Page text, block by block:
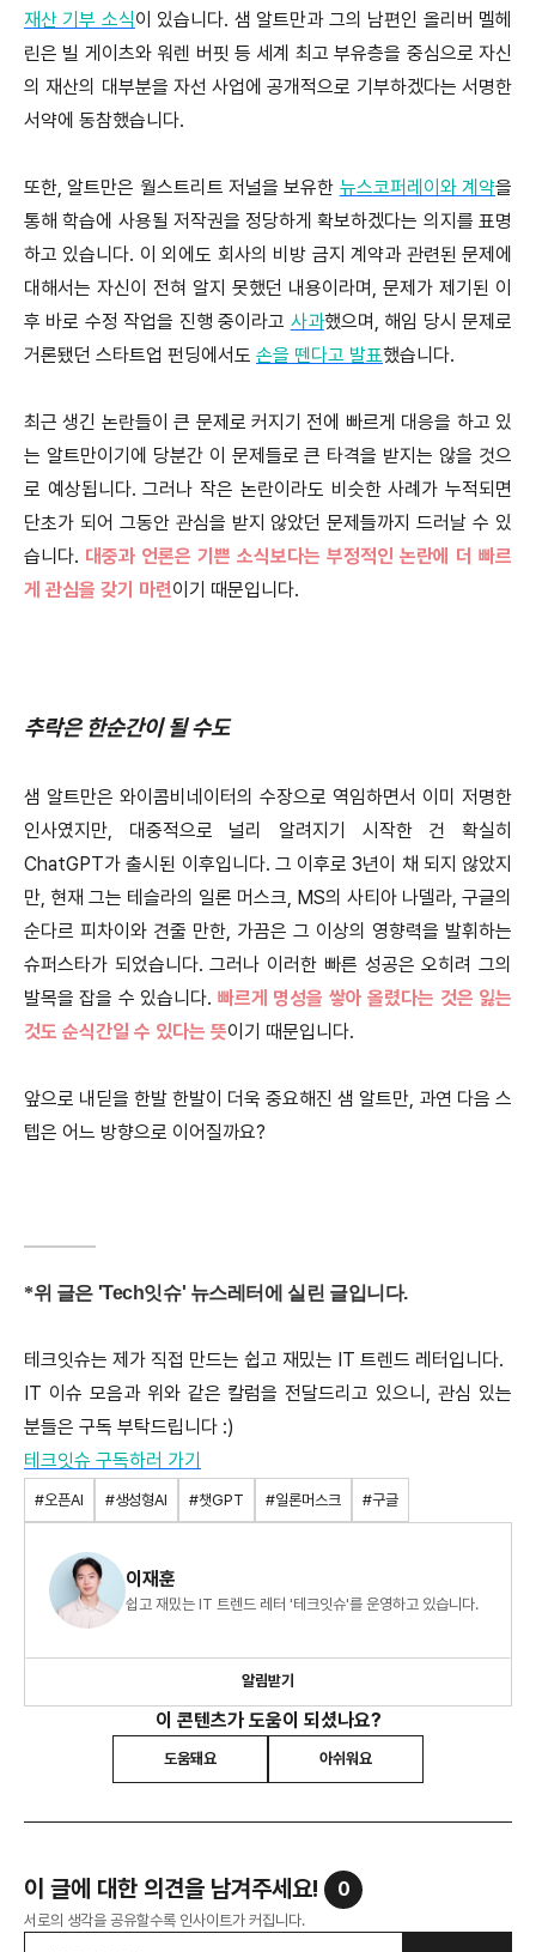
재산 기부 소식이 있습니다. 샘 알트만과 그의 남편인 올리버 멜헤
린은 빌 게이츠와 워렌 버핏 등 세계 최고 부유층을 중심으로 자신
의 재산의 대부분을 자선 사업에 공개적으로 기부하겠다는 서명한
서약에 동참했습니다.
또한, 알트만은 월스트리트 저널을 보유한 뉴스코퍼레이와 계약을
통해 학습에 사용될 저작권을 정당하게 확보하겠다는 의지를 표명
하고 있습니다. 이 외에도 회사의 비방 금지 계약과 관련된 문제에
대해서는 자신이 전혀 알지 못했던 내용이라며, 문제가 제기된 이
후 바로 수정 작업을 진행 중이라고 사과했으며, 해임 당시 문제로
거론됐던 스타트업 펀딩에서도 손을 뗀다고 발표했습니다.
최근 생긴 논란들이 큰 문제로 커지기 전에 빠르게 대응을 하고 있
는 알트만이기에 당분간 이 문제들로 큰 타격을 받지는 않을 것으
로 예상됩니다. 그러나 작은 논란이라도 비슷한 사례가 누적되면
단초가 되어 그동안 관심을 받지 않았던 문제들까지 드러날 수 있
습니다. 대중과 언론은 기쁜 소식보다는 부정적인 논란에 더 빠르
게 관심을 갖기 마련이기 때문입니다.
추락은 한순간이 될 수도
샘 알트만은 와이콤비네이터의 수장으로 역임하면서 이미 저명한
인사였지만, 대중적으로 널리 알려지기 시작한 건 확실히
ChatGPT가 출시된 이후입니다. 그 이후로 3년이 채 되지 않았지
만, 현재 그는 테슬라의 일론 머스크, MS의 사티아 나델라, 구글의
순다르 피차이와 견줄 만한, 가끔은 그 이상의 영향력을 발휘하는
슈퍼스타가 되었습니다. 그러나 이러한 빠른 성공은 오히려 그의
발목을 잡을 수 있습니다. 빠르게 명성을 쌓아 올렸다는 것은 잃는
것도 순식간일 수 있다는 뜻이기 때문입니다.
앞으로 내딛을 한발 한발이 더욱 중요해진 샘 알트만, 과연 다음 스
텝은 어느 방향으로 이어질까요?
*위 글은'Tech잇슈' 뉴스레터에 실린 글입니다.
테크잇슈는 제가 직접 만드는 쉽고 재밌는 IT 트렌드 레터입니다.
IT 이슈 모음과 위와 같은 칼럼을 전달드리고 있으니, 관심 있는
분들은 구독 부탁드립니다 :)
테크잇슈 구독하러 가기
#오픈AI #생성형AI #챗GPT #일론머스크 #구글
이재훈
쉽고 재밌는 IT 트렌드 레터 '테크잇슈'를 운영하고 있습니다.
알림받기
이 콘텐츠가 도움이 되셨나요?
도움돼요 아쉬워요
이 글에 대한 의견을 남겨주세요! 0
서로의 생각을 공유할수록 인사이트가 커집니다.